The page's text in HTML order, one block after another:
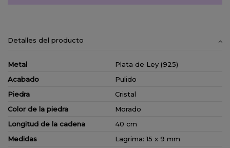
Detalles del producto
Metal
Plata de Ley (925)
Acabado
Pulido
Piedra
Cristal
Color de la piedra
Morado
Longitud de la cadena
40 cm
Medidas
Lagrima: 15 x 9 mm